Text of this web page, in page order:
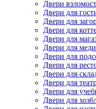
Двери
Двери для
Двери для
Двери для
Двери для
Двери для
Двери для
Двери для
Двери для
Двери для
Двери для
Двери для